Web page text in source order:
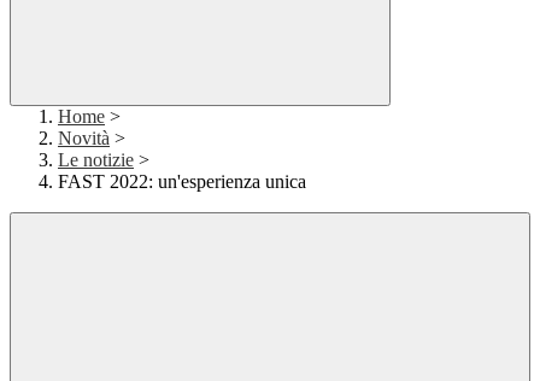
Home >
Novità >
Le notizie >
FAST 2022: un'esperienza unica